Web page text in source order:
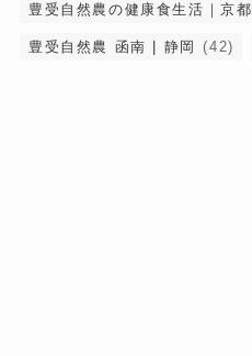
豊受自然農の健康食生活｜京都
豊受自然農 函南 | 静岡 (42)